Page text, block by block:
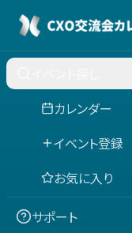
カレンダー
イベント登録
お気に入り
サポート